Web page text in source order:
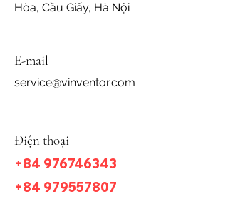
Hòa, Cầu Giấy, Hà Nội
E-mail
service@vinventor.com
Điện thoại
​+84 976746343
​+84 979557807